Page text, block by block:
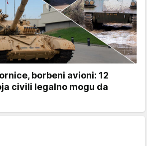
borbeni avioni: 12
civili legalno mogu da